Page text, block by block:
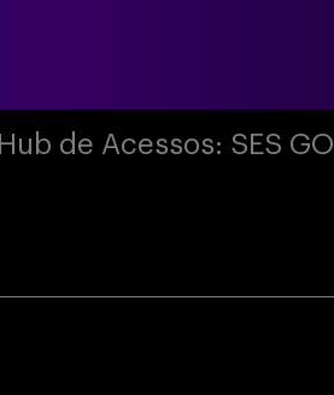
Hub de Acessos: SES GO